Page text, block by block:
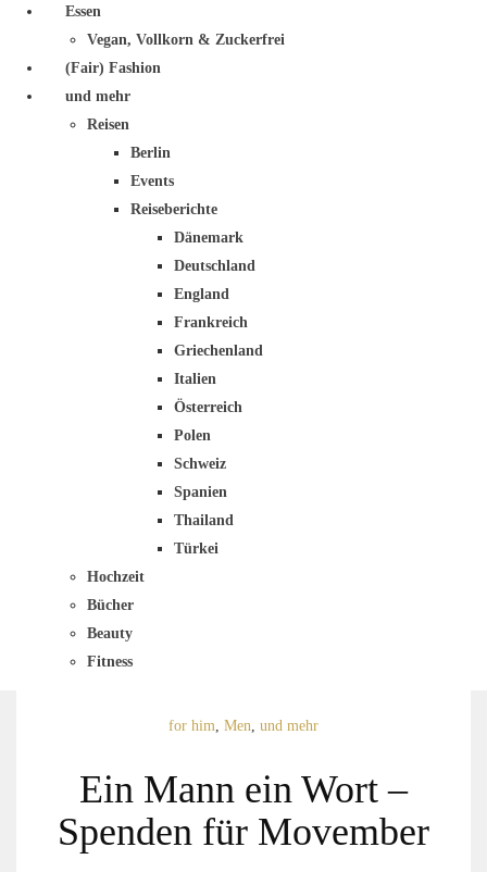
Essen
Vegan, Vollkorn & Zuckerfrei
(Fair) Fashion
und mehr
Reisen
Berlin
Events
Reiseberichte
Dänemark
Deutschland
England
Frankreich
Griechenland
Italien
Österreich
Polen
Schweiz
Spanien
Thailand
Türkei
Hochzeit
Bücher
Beauty
Fitness
for him, Men, und mehr
Ein Mann ein Wort –
Spenden für Movember